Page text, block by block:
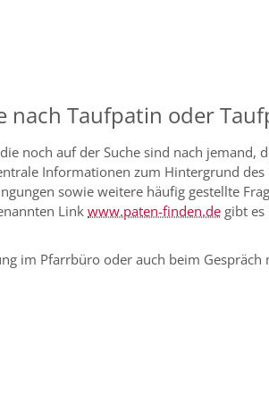
nach Taufpatin oder
noch auf der Suche sind nach jemand,
Informationen zum Hintergrund des
sowie weitere häufig gestellte
Link www.paten-finden.de gibt
im Pfarrbüro oder auch beim